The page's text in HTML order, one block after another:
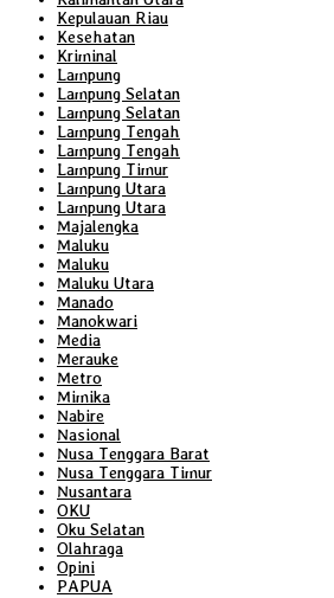
Kepulauan Riau
Kesehatan
Kriminal
Lampung
Lampung Selatan
Lampung Selatan
Lampung Tengah
Lampung Tengah
Lampung Timur
Lampung Utara
Lampung Utara
Majalengka
Maluku
Maluku
Maluku Utara
Manado
Manokwari
Media
Merauke
Metro
Mimika
Nabire
Nasional
Nusa Tenggara Barat
Nusa Tenggara Timur
Nusantara
OKU
Oku Selatan
Olahraga
Opini
PAPUA